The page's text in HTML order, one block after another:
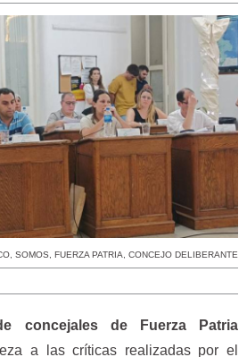
, SOMOS, FUERZA PATRIA, CONCEJO DELIBERANTE
concejales de Fuerza Patria
a las críticas realizadas por el